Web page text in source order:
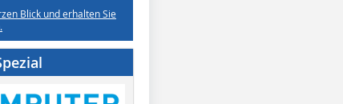
Blick und erhalten Sie